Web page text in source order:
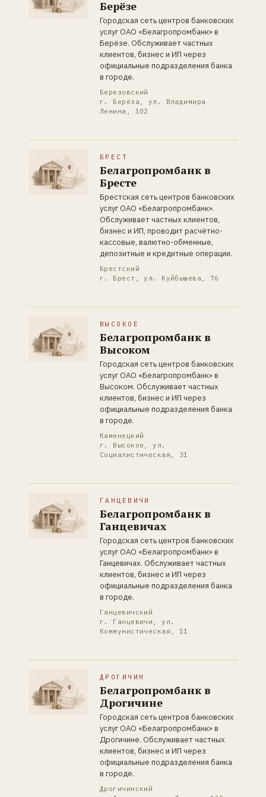
Берёзе
Городская сеть центров банковских
услуг ОАО «Белагропромбанк» в
Берёзе. Обслуживает частных
клиентов, бизнес и ИП через
официальные подразделения банка
в городе.
Березовский
г. Берёза, ул. Владимира
Ленина, 102
БРЕСТ
Белагропромбанк в
Бресте
Брестская сеть центров банковских
услуг ОАО «Белагропромбанк».
Обслуживает частных клиентов,
бизнес и ИП, проводит расчётно-
кассовые, валютно-обменные,
депозитные и кредитные операции.
Брестский
г. Брест, ул. Куйбышева, 76
ВЫСОКОЕ
Белагропромбанк в
Высоком
Городская сеть центров банковских
услуг ОАО «Белагропромбанк» в
Высоком. Обслуживает частных
клиентов, бизнес и ИП через
официальные подразделения банка
в городе.
Каменецкий
г. Высокое, ул.
Социалистическая, 31
ГАНЦЕВИЧИ
Белагропромбанк в
Ганцевичах
Городская сеть центров банковских
услуг ОАО «Белагропромбанк» в
Ганцевичах. Обслуживает частных
клиентов, бизнес и ИП через
официальные подразделения банка
в городе.
Ганцевичский
г. Ганцевичи, ул.
Коммунистическая, 11
ДРОГИЧИН
Белагропромбанк в
Дрогичине
Городская сеть центров банковских
услуг ОАО «Белагропромбанк» в
Дрогичине. Обслуживает частных
клиентов, бизнес и ИП через
официальные подразделения банка
в городе.
Дрогичинский